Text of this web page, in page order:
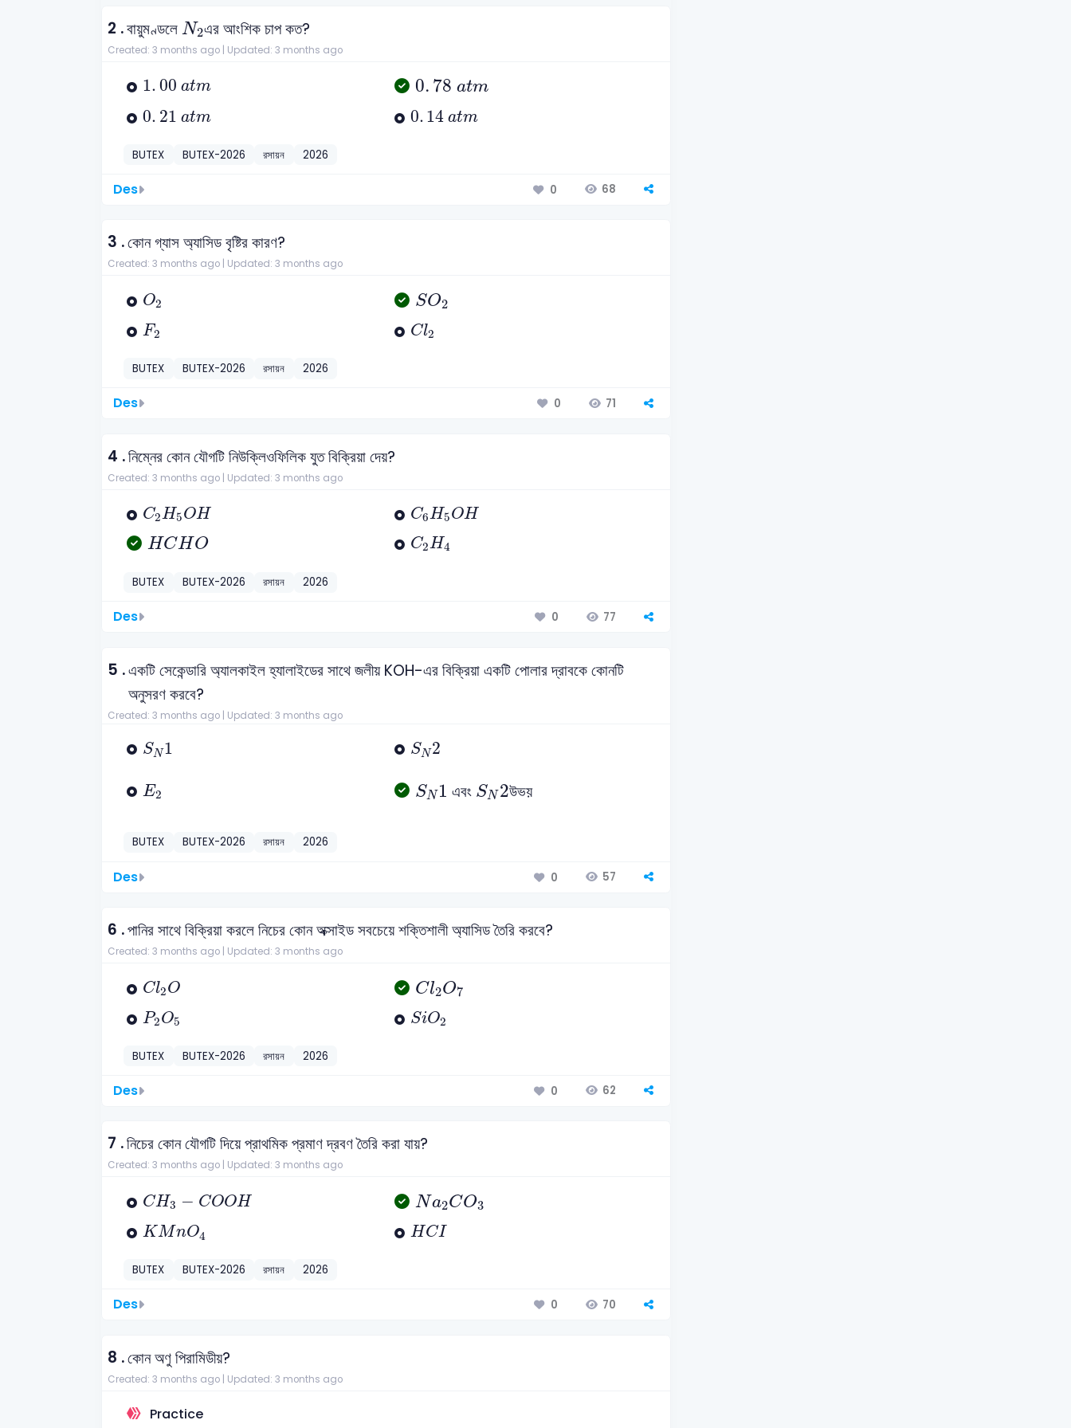
2 .বায়ুমণ্ডলে N2
N2 এর আংশিক চাপ কত?
Created: 3 months ago | Updated: 3 months ago
1. 00 atm
1 00 atm 0. 78 atm
0 78 atm
0. 21 atm
0 21 atm 0. 14 atm
0 14 atm
BUTEX BUTEX-2026 রসায়ন 2026
Des 0 68
3 .কোন গ্যাস অ্যাসিড বৃষ্টির কারণ?
Created: 3 months ago | Updated: 3 months ago
O2
O SO2
SO2
F2
F2 Cl2
Cl2
BUTEX BUTEX-2026 রসায়ন 2026
Des 0 71
4 .নিম্নের কোন যৌগটি নিউক্লিওফিলিক যুত বিক্রিয়া দেয়?
Created: 3 months ago | Updated: 3 months ago
C2H5OH
C 2H5OH C6H5OH
C6H5OH
HCHO
HCHO C2H4
C2H
BUTEX BUTEX-2026 রসায়ন 2026
Des 0 77
5 .একটি সেকেন্ডারি অ্যালকাইল হ্যালাইডের সাথে জলীয় KOH-এর বিক্রিয়া একটি পোলার দ্রাবকে কোনটি
অনুসরণ করবে?
Created: 3 months ago | Updated: 3 months ago
SN 1
SN1 SN 2
SN2
E2
E2 SN 1
SN1 এবং SN 2
SN2উভয়
BUTEX BUTEX-2026 রসায়ন 2026
Des 0 57
6 .পানির সাথে বিক্রিয়া করলে নিচের কোন অক্সাইড সবচেয়ে শক্তিশালী অ্যাসিড তৈরি করবে?
Created: 3 months ago | Updated: 3 months ago
Cl2O
Cl 2O Cl2O7
Cl2O7
P2O5
P2O5 SiO2
SiO2
BUTEX BUTEX-2026 রসায়ন 2026
Des 0 62
7 .নিচের কোন যৌগটি দিয়ে প্রাথমিক প্রমাণ দ্রবণ তৈরি করা যায়?
Created: 3 months ago | Updated: 3 months ago
CH3 − COOH
CH3 COOH Na2CO3
Na 2CO
KMnO4
KMnO4 HCI
HCI
BUTEX BUTEX-2026 রসায়ন 2026
Des 0 70
8 .কোন অণু পিরামিডীয়?
Created: 3 months ago | Updated: 3 months ago
Practice